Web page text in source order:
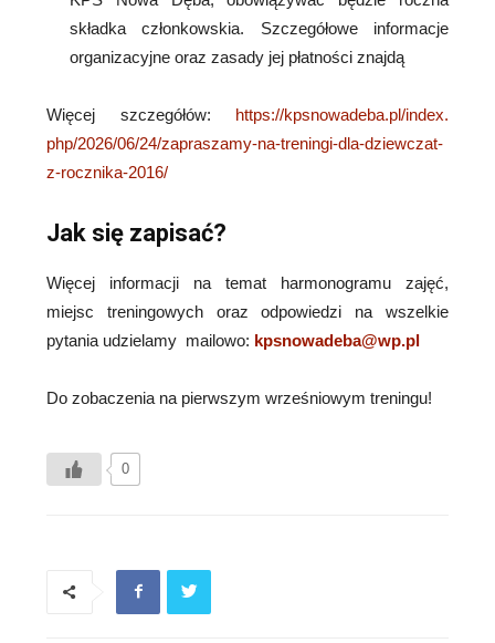
składka członkowskia. Szczegółowe informacje
organizacyjne oraz zasady jej płatności znajdą
Więcej szczegółów: https://kpsnowadeba.pl/index.
php/2026/06/24/zapraszamy-na-treningi-dla-dziewczat-
z-rocznika-2016/
Jak się zapisać?
Więcej informacji na temat harmonogramu zajęć,
miejsc treningowych oraz odpowiedzi na wszelkie
pytania udzielamy mailowo: kpsnowadeba@wp.pl
Do zobaczenia na pierwszym wrześniowym treningu!
0